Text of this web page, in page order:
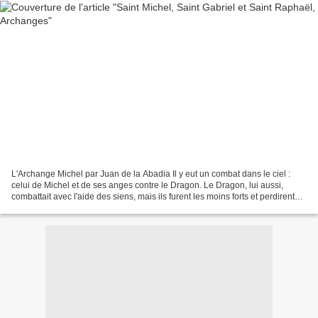
L'Archange Michel par Juan de la Abadia Il y eut un combat dans le ciel :
celui de Michel et de ses anges contre le Dragon. Le Dragon, lui aussi,
combattait avec l'aide des siens, mais ils furent les moins forts et perdirent